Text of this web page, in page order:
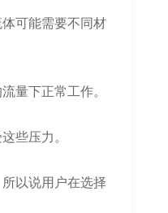
可能需要不同材
量下正常工作。
些压力。
以说用户在选择